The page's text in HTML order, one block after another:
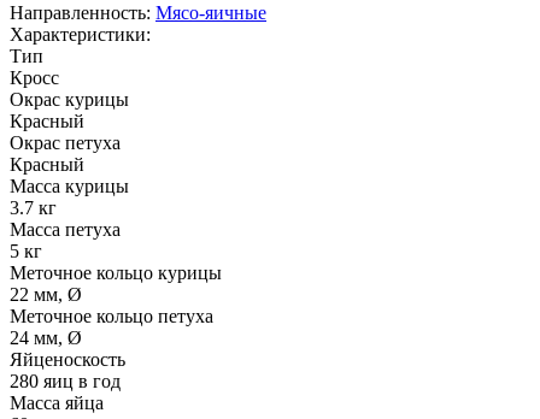
Направленность: Мясо-яичные
Характеристики:
Тип
Кросс
Окрас курицы
Красный
Окрас петуха
Красный
Масса курицы
3.7 кг
Масса петуха
5 кг
Меточное кольцо курицы
22 мм, Ø
Меточное кольцо петуха
24 мм, Ø
Яйценоскость
280 яиц в год
Масса яйца